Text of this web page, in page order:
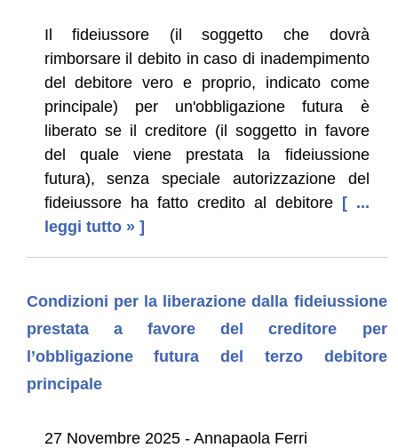
Il fideiussore (il soggetto che dovrà
rimborsare il debito in caso di inadempimento
del debitore vero e proprio, indicato come
principale) per un'obbligazione futura è
liberato se il creditore (il soggetto in favore
del quale viene prestata la fideiussione
futura), senza speciale autorizzazione del
fideiussore ha fatto credito al debitore [ ...
leggi tutto » ]
Condizioni per la liberazione dalla fideiussione
prestata a favore del creditore per
l’obbligazione futura del terzo debitore
principale
27 Novembre 2025 - Annapaola Ferri